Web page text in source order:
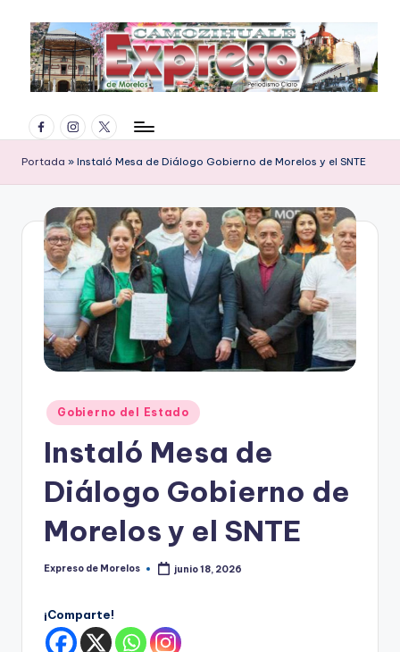
Saltar
contenido
x
p
e
o
d
M
el
FacebookInstagram
Twitter
Portada » Instaló Mesa de Diálogo Gobierno de Morelos y el SNTE
Publicado
en
Gobierno del Estado
Instaló Mesa de
Diálogo Gobierno de
Morelos y el SNTE
Publicado
Expreso de Morelos junio 18, 2026
¡Comparte!